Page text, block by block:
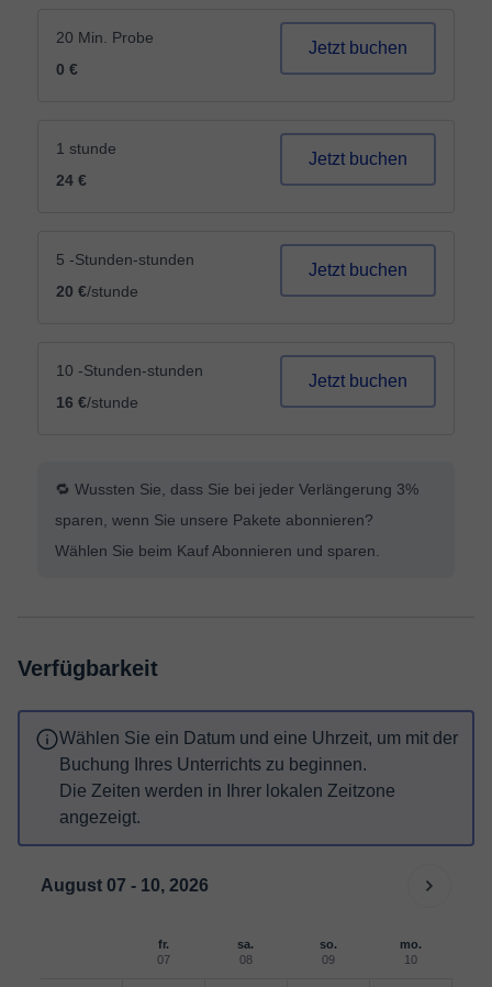
20 Min. Probe
0 €
Jetzt buchen
1 stunde
24 €
Jetzt buchen
5 -Stunden-stunden
20 €/stunde
Jetzt buchen
10 -Stunden-stunden
16 €/stunde
Jetzt buchen
🔁 Wussten Sie, dass Sie bei jeder Verlängerung 3%
sparen, wenn Sie unsere Pakete abonnieren?
Wählen Sie beim Kauf Abonnieren und sparen.
Verfügbarkeit
Wählen Sie ein Datum und eine Uhrzeit, um mit der
Buchung Ihres Unterrichts zu beginnen.
Die Zeiten werden in Ihrer lokalen Zeitzone
angezeigt.
August 07 - 10, 2026
fr.
07
sa.
08
so.
09
mo.
10